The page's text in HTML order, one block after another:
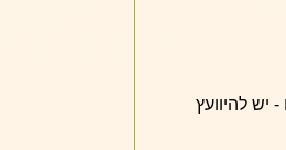
יש להיוועץ